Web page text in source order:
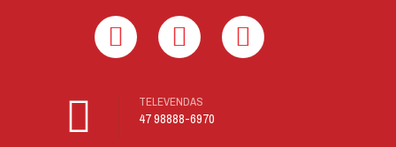
47 98888-6970
TELEVENDAS